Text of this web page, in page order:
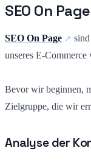
SEO On
SEO On Page
unseres E-Commerce
Bevor wir beginnen,
Zielgruppe, die wir
Analyse der